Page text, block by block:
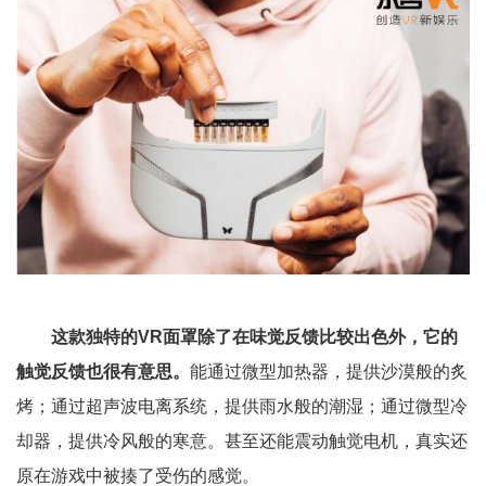
这款独特的VR面罩除了在味觉反馈比较出色外，它的
触觉反馈也很有意思。 能通过微型加热器，提供沙漠般的炙
烤；通过超声波电离系统，提供雨水般的潮湿；通过微型冷
却器，提供冷风般的寒意。甚至还能震动触觉电机，真实还
原在游戏中被揍了受伤的感觉。